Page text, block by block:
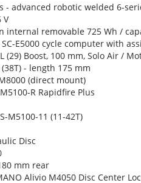
- advanced robotic welded 6-
V
internal removable 725 Wh /
SC-E5000 cycle computer with
(29) Boost, 100 mm, Solo Air /
- length 175 mm
(direct mount)
R Rapidfire Plus
M5100-11 (11-42T)
Disc
mm rear
Alivio M4050 Disc Center